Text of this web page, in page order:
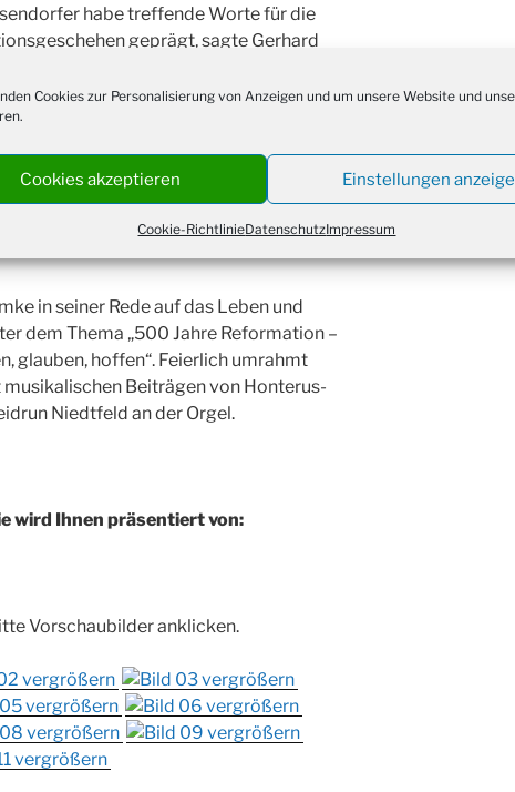
Cookies zur Personalisierung von Anzeigen und um unsere Website und
Cookies akzeptieren Einstellungen
Cookie-RichtlinieDatenschutzImpressum
habe treffende Worte für die
geprägt, sagte Gerhard
Festrede: „Oft fließe Geschichte
träge dahin, es scheint nichts zu
sich die Ereignisse. Ein
der Geschichte, wird zur
Wimpernschlag, so Thomke, ereignete
und Theologieprofessor Martin Luther
kirchliche Ablaßpraxis
in seiner Rede auf das Leben und
dem Thema „500 Jahre Reformation –
glauben, hoffen“. Feierlich umrahmt
Beiträgen von Honterus-
Niedtfeld an der Orgel.
wird Ihnen präsentiert von:
Vorschaubilder anklicken.
24.12.